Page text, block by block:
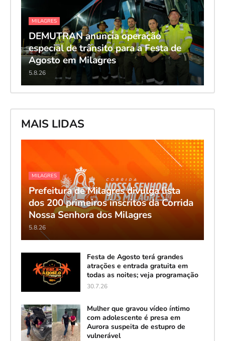
MILAGRES
DEMUTRAN anuncia operação
especial de trânsito para a Festa de
Agosto em Milagres
5.8.26
MAIS LIDAS
MILAGRES
Prefeitura de Milagres divulga lista
dos 200 primeiros inscritos da Corrida
Nossa Senhora dos Milagres
5.8.26
Festa de Agosto terá grandes
atrações e entrada gratuita em
todas as noites; veja programação
30.7.26
Mulher que gravou vídeo íntimo
com adolescente é presa em
Aurora suspeita de estupro de
vulnerável